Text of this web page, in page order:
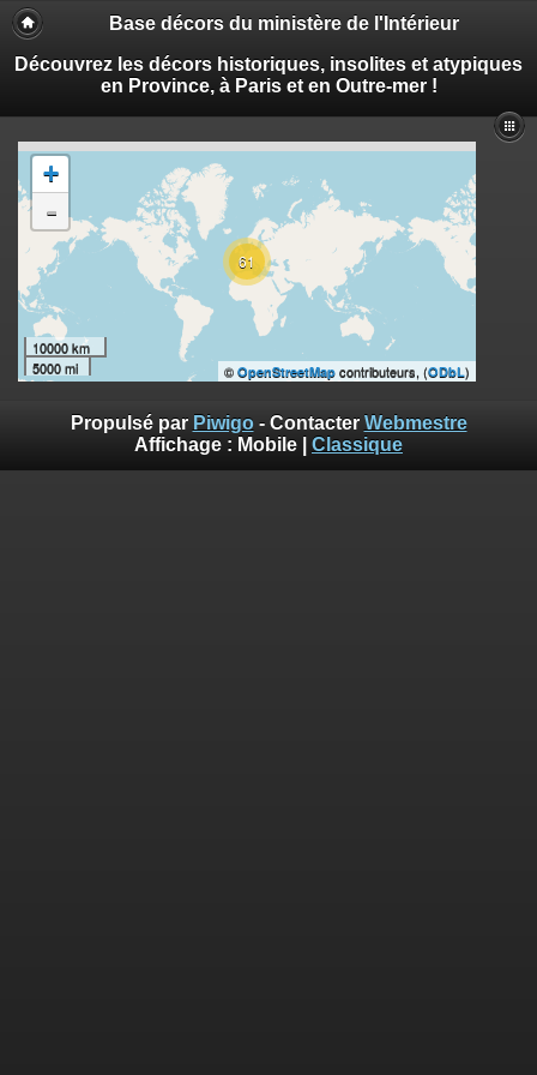
Base décors du ministère de l'Intérieur
Découvrez les décors historiques, insolites et atypiques
en Province, à Paris et en Outre-mer !
61
+
-
10000 km
5000 mi
© OpenStreetMap contributeurs, (ODbL)
Propulsé par Piwigo- Contacter Webmestre
Affichage : Mobile Classique